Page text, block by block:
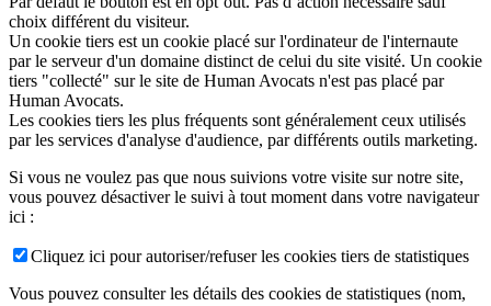
choix différent du visiteur.
Un cookie tiers est un cookie placé sur l'ordinateur de l'internaute
par le serveur d'un domaine distinct de celui du site visité. Un cookie
tiers "collecté" sur le site de Human Avocats n'est pas placé par
Human Avocats.
Les cookies tiers les plus fréquents sont généralement ceux utilisés
par les services d'analyse d'audience, par différents outils marketing.
Si vous ne voulez pas que nous suivions votre visite sur notre site,
vous pouvez désactiver le suivi à tout moment dans votre navigateur
ici :
Cliquez ici pour autoriser/refuser les cookies tiers de statistiques
Vous pouvez consulter les détails des cookies de statistiques (nom,